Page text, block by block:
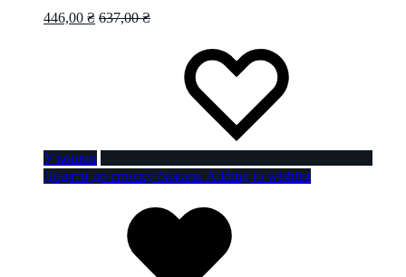
446,00 ₴ 637,00₴
У кошик
Додати до списку бажань Adding to wishlist